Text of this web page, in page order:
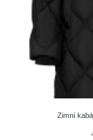
Zimní